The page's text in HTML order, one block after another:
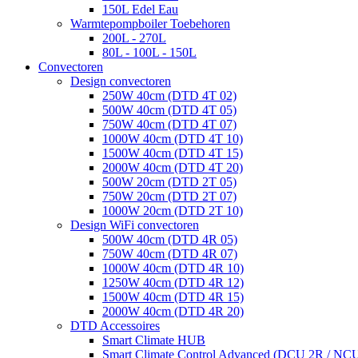
150L Edel Eau
Warmtepompboiler Toebehoren
200L - 270L
80L - 100L - 150L
Convectoren
Design convectoren
250W 40cm (DTD 4T 02)
500W 40cm (DTD 4T 05)
750W 40cm (DTD 4T 07)
1000W 40cm (DTD 4T 10)
1500W 40cm (DTD 4T 15)
2000W 40cm (DTD 4T 20)
500W 20cm (DTD 2T 05)
750W 20cm (DTD 2T 07)
1000W 20cm (DTD 2T 10)
Design WiFi convectoren
500W 40cm (DTD 4R 05)
750W 40cm (DTD 4R 07)
1000W 40cm (DTD 4R 10)
1250W 40cm (DTD 4R 12)
1500W 40cm (DTD 4R 15)
2000W 40cm (DTD 4R 20)
DTD Accessoires
Smart Climate HUB
Smart Climate Control Advanced (DCU 2R /